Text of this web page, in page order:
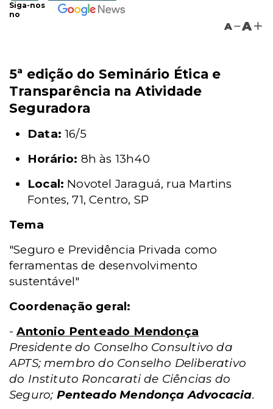
Siga-nos
no
A A
5ª edição do Seminário Ética e
Transparência na Atividade
Seguradora
Data: 16/5
Horário: 8h às 13h40
Local: Novotel Jaraguá, rua Martins
Fontes, 71, Centro, SP
Tema
"Seguro e Previdência Privada como
ferramentas de desenvolvimento
sustentável"
Coordenação geral:
-Antonio Penteado Mendonça
Presidente do Conselho Consultivo da
APTS; membro do Conselho Deliberativo
do Instituto Roncarati de Ciências do
Seguro; Penteado Mendonça Advocacia.